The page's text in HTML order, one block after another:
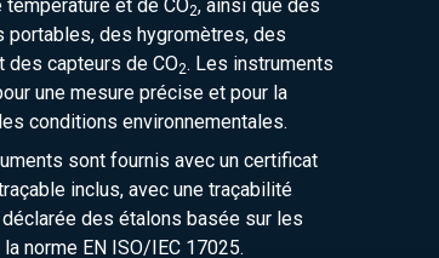
température et de CO2, ainsi que des
portables, des hygromètres, des
des capteurs de CO2. Les instruments
une mesure précise et pour la
conditions environnementales.
sont fournis avec un certificat
inclus, avec une traçabilité
des étalons basée sur les
norme EN ISO/IEC 17025.